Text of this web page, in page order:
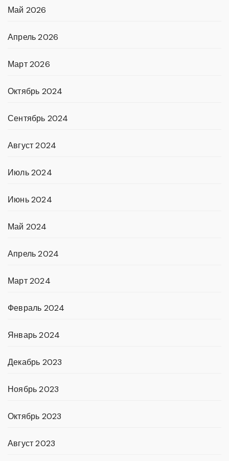
Май 2026
Апрель 2026
Март 2026
Октябрь 2024
Сентябрь 2024
Август 2024
Июль 2024
Июнь 2024
Май 2024
Апрель 2024
Март 2024
Февраль 2024
Январь 2024
Декабрь 2023
Ноябрь 2023
Октябрь 2023
Август 2023